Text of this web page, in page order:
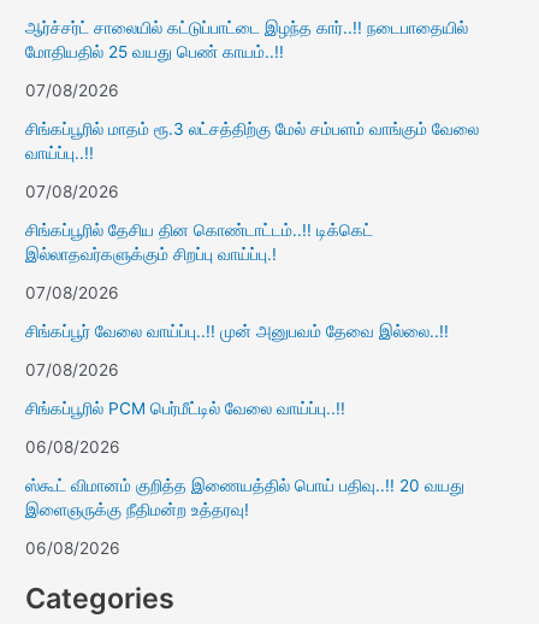
ஆர்ச்சர்ட் சாலையில் கட்டுப்பாட்டை இழந்த கார்..!! நடைபாதையில்
மோதியதில் 25 வயது பெண் காயம்..!!
07/08/2026
சிங்கப்பூரில் மாதம் ரூ.3 லட்சத்திற்கு மேல் சம்பளம் வாங்கும் வேலை
வாய்ப்பு..!!
07/08/2026
சிங்கப்பூரில் தேசிய தின கொண்டாட்டம்..!! டிக்கெட்
இல்லாதவர்களுக்கும் சிறப்பு வாய்ப்பு.!
07/08/2026
சிங்கப்பூர் வேலை வாய்ப்பு..!! முன் அனுபவம் தேவை இல்லை..!!
07/08/2026
சிங்கப்பூரில் PCM பெர்மீட்டில் வேலை வாய்ப்பு..!!
06/08/2026
ஸ்கூட் விமானம் குறித்த இணையத்தில் பொய் பதிவு..!! 20 வயது
இளைஞருக்கு நீதிமன்ற உத்தரவு!
06/08/2026
Categories